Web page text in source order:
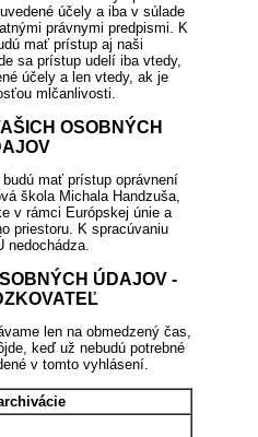
účely a iba v súlade
právnymi predpismi. K
mať prístup aj naši
sa prístup udelí iba vtedy,
účely a len vtedy, ak je
mlčanlivosti.
OSOBNÝCH
mať prístup oprávnení
škola Michala Handzuša,
v rámci Európskej únie a
priestoru. K spracúvaniu
nedochádza.
ÚDAJOV -
len na obmedzený čas,
keď už nebudú potrebné
v tomto vyhlásení.